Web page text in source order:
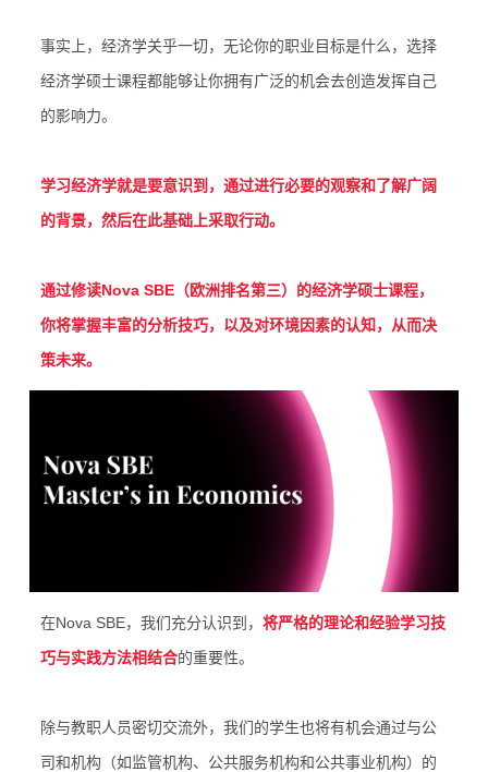
事实上，经济学关乎一切，无论你的职业目标是什么，选择
经济学硕士课程都能够让你拥有广泛的机会去创造发挥自己
的影响力。
学习经济学就是要意识到，通过进行必要的观察和了解广阔
的背景，然后在此基础上采取行动。
通过修读Nova SBE（欧洲排名第三）的经济学硕士课程，
你将掌握丰富的分析技巧，以及对环境因素的认知，从而决
策未来。
在Nova SBE，我们充分认识到， 将严格的理论和经验学习技
巧与实践方法相结合的重要性。
除与教职人员密切交流外，我们的学生也将有机会通过与公
司和机构（如监管机构、公共服务机构和公共事业机构）的